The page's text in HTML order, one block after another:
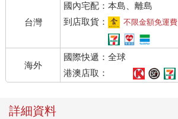
台灣
國內宅配：本島、離島
到店取貨：
不限金額免運費
海外
國際快遞：全球
港澳店取：
詳細資料